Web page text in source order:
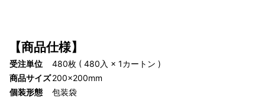
【商品仕様】
受注単位
480枚 ( 480入 × 1カートン )
商品サイズ200×200mm
個装形態
包装袋